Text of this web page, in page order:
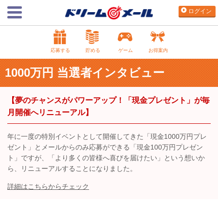
ログイン
応募する 貯める ゲーム お得案内
1000万円 当選者インタビュー
【夢のチャンスがパワーアップ！「現金プレゼント」が毎
月開催へリニューアル】
年に一度の特別イベントとして開催してきた「現金1000万円プレ
ゼント」とメールからのみ応募ができる「現金100万円プレゼン
ト」ですが、「より多くの皆様へ喜びを届けたい」という想いか
ら、リニューアルすることになりました。
詳細はこちらからチェック